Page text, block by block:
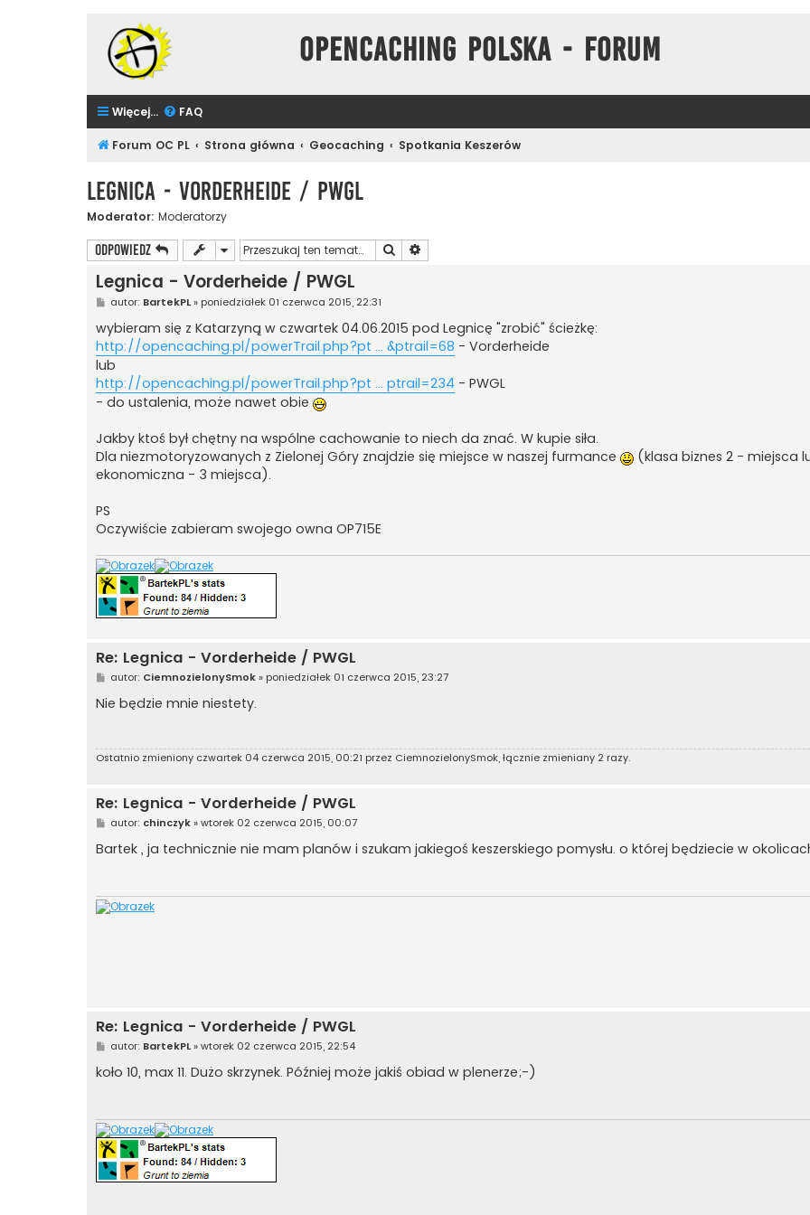
Opencaching Polska - Forum
Więcej… FAQ
Forum OC PL Strona główna Geocaching Spotkania Keszerów
Legnica - Vorderheide / PWGL
Moderator: Moderatorzy
ODPOWIEDZ Szukaj
Legnica - Vorderheide / PWGL
P
s
t
autor: BartekPL» poniedziałek 01 czerwca 2015, 22:31
wybieram się z Katarzyną w czwartek 04.06.2015 pod Legnicę "zrobić" ścieżkę:
http://opencaching.pl/powerTrail.php?pt ... &ptrail=68 - Vorderheide
lub
http://opencaching.pl/powerTrail.php?pt ... ptrail=234 - PWGL
- do ustalenia, może nawet obie
Jakby ktoś był chętny na wspólne cachowanie to niech da znać. W kupie siła.
Dla niezmotoryzowanych z Zielonej Góry znajdzie się miejsce w naszej furmance
(klasa biznes 2 - miejsca
ekonomiczna - 3 miejsca).
PS
Oczywiście zabieram swojego owna OP715E
Re: Legnica - Vorderheide / PWGL
P
s
t
autor: CiemnozielonySmok» poniedziałek 01 czerwca 2015, 23:27
Nie będzie mnie niestety.
Ostatnio zmieniony czwartek 04 czerwca 2015, 00:21 przez CiemnozielonySmok, łącznie zmieniany 2 razy.
Re: Legnica - Vorderheide / PWGL
P
s
t
autor: chinczyk»wtorek 02 czerwca 2015, 00:07
Bartek , ja technicznie nie mam planów i szukam jakiegoś keszerskiego pomysłu. o której będziecie w
Re: Legnica - Vorderheide / PWGL
P
s
t
autor: BartekPL»wtorek 02 czerwca 2015, 22:54
koło 10, max 11. Dużo skrzynek. Później może jakiś obiad w plenerze;-)